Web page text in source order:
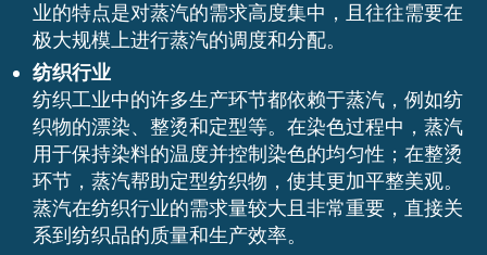
业的特点是对蒸汽的需求高度集中，且往往需要在
极大规模上进行蒸汽的调度和分配。
纺织行业
纺织工业中的许多生产环节都依赖于蒸汽，例如纺
织物的漂染、整烫和定型等。在染色过程中，蒸汽
用于保持染料的温度并控制染色的均匀性；在整烫
环节，蒸汽帮助定型纺织物，使其更加平整美观。
蒸汽在纺织行业的需求量较大且非常重要，直接关
系到纺织品的质量和生产效率。